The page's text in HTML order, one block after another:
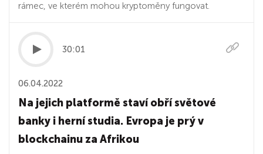
rámec, ve kterém mohou kryptoměny fungovat.
30:01
06.04.2022
Na jejich platformě staví obří světové
banky i herní studia. Evropa je prý v
blockchainu za Afrikou